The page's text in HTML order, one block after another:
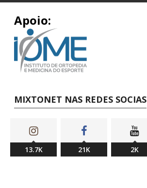
Apoio:
MIXTONET NAS REDES SOCIAS
13.7K 21K 2K